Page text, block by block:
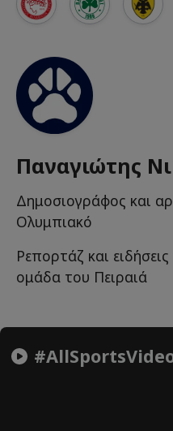
Παναγιώτης
Δημοσιογράφος και
Ολυμπιακό
Ρεπορτάζ και
ομάδα του Πειραιά